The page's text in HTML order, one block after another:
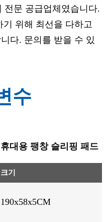
전문 공급업체였습니다.
위해 최선을 다하고
다. 문의를 받을 수 있
수
휴대용 팽창 슬리핑 패드
크기
190x58x5CM